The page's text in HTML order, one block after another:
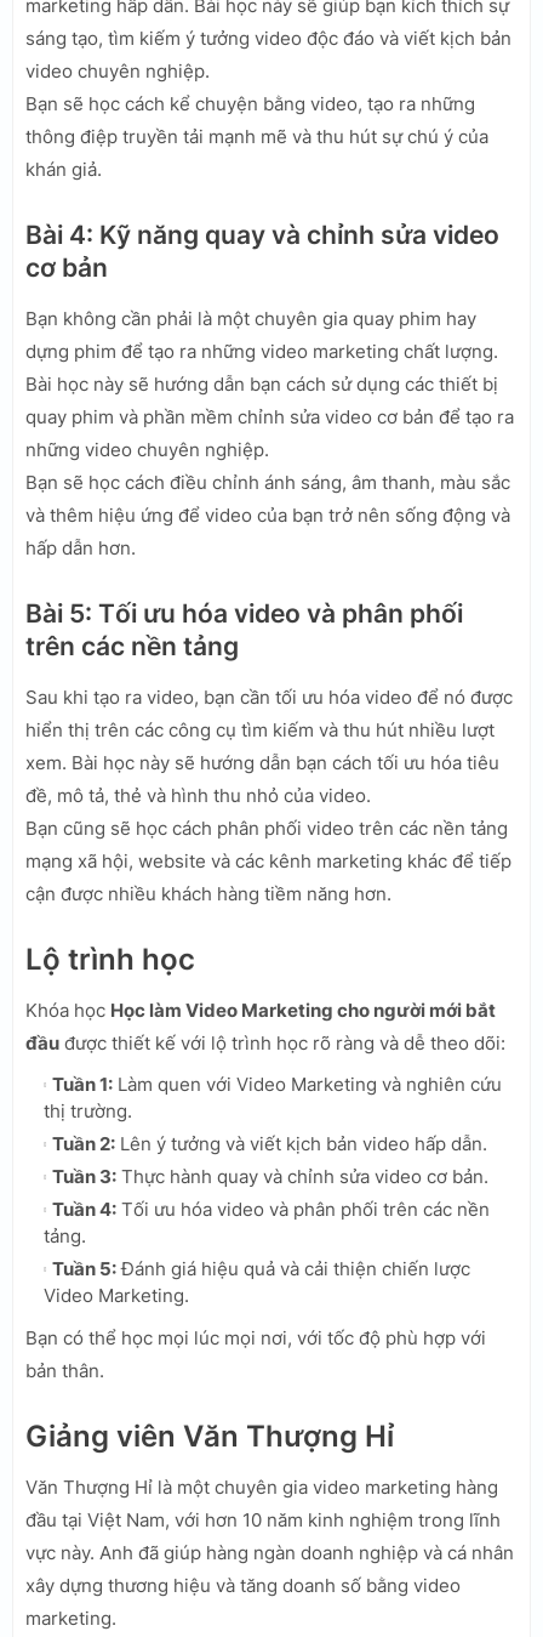
marketing hấp dẫn. Bài học này sẽ giúp bạn kích thích sự
sáng tạo, tìm kiếm ý tưởng video độc đáo và viết kịch bản
video chuyên nghiệp.
Bạn sẽ học cách kể chuyện bằng video, tạo ra những
thông điệp truyền tải mạnh mẽ và thu hút sự chú ý của
khán giả.
Bài 4: Kỹ năng quay và chỉnh sửa video
cơ bản
Bạn không cần phải là một chuyên gia quay phim hay
dựng phim để tạo ra những video marketing chất lượng.
Bài học này sẽ hướng dẫn bạn cách sử dụng các thiết bị
quay phim và phần mềm chỉnh sửa video cơ bản để tạo ra
những video chuyên nghiệp.
Bạn sẽ học cách điều chỉnh ánh sáng, âm thanh, màu sắc
và thêm hiệu ứng để video của bạn trở nên sống động và
hấp dẫn hơn.
Bài 5: Tối ưu hóa video và phân phối
trên các nền tảng
Sau khi tạo ra video, bạn cần tối ưu hóa video để nó được
hiển thị trên các công cụ tìm kiếm và thu hút nhiều lượt
xem. Bài học này sẽ hướng dẫn bạn cách tối ưu hóa tiêu
đề, mô tả, thẻ và hình thu nhỏ của video.
Bạn cũng sẽ học cách phân phối video trên các nền tảng
mạng xã hội, website và các kênh marketing khác để tiếp
cận được nhiều khách hàng tiềm năng hơn.
Lộ trình học
Khóa học Học làm Video Marketing cho người mới bắt
đầu được thiết kế với lộ trình học rõ ràng và dễ theo dõi:
Tuần 1: Làm quen với Video Marketing và nghiên cứu
thị trường.
Tuần 2: Lên ý tưởng và viết kịch bản video hấp dẫn.
Tuần 3: Thực hành quay và chỉnh sửa video cơ bản.
Tuần 4: Tối ưu hóa video và phân phối trên các nền
tảng.
Tuần 5:Đánh giá hiệu quả và cải thiện chiến lược
Video Marketing.
Bạn có thể học mọi lúc mọi nơi, với tốc độ phù hợp với
bản thân.
Giảng viên Văn Thượng Hỉ
Văn Thượng Hỉ là một chuyên gia video marketing hàng
đầu tại Việt Nam, với hơn 10 năm kinh nghiệm trong lĩnh
vực này. Anh đã giúp hàng ngàn doanh nghiệp và cá nhân
xây dựng thương hiệu và tăng doanh số bằng video
marketing.